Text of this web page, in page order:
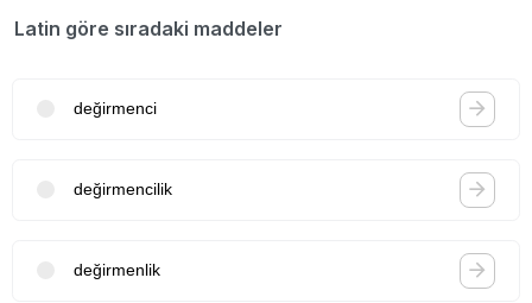
Latin göre sıradaki maddeler
değirmenci
değirmencilik
değirmenlik